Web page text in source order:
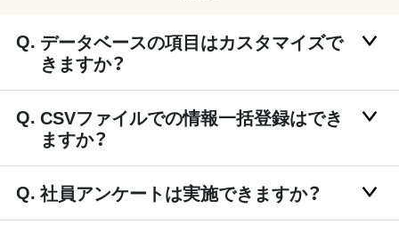
データベースの項目はカスタマイズで
きますか？
CSVファイルでの情報一括登録はでき
ますか？
社員アンケートは実施できますか？